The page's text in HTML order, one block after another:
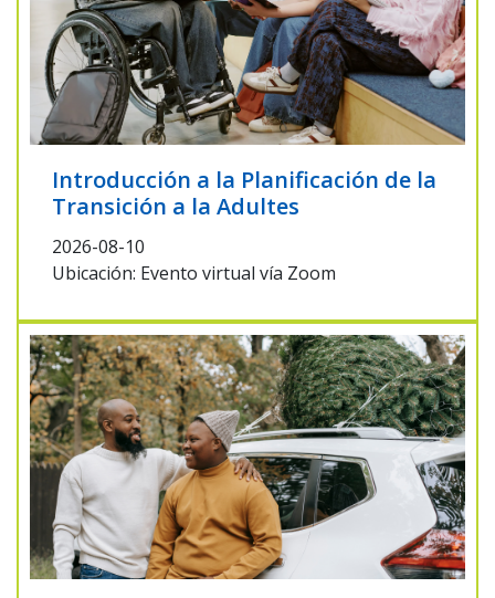
Introducción a la Planificación de la
Transición a la Adultes
2026-08-10
Ubicación: Evento virtual vía Zoom